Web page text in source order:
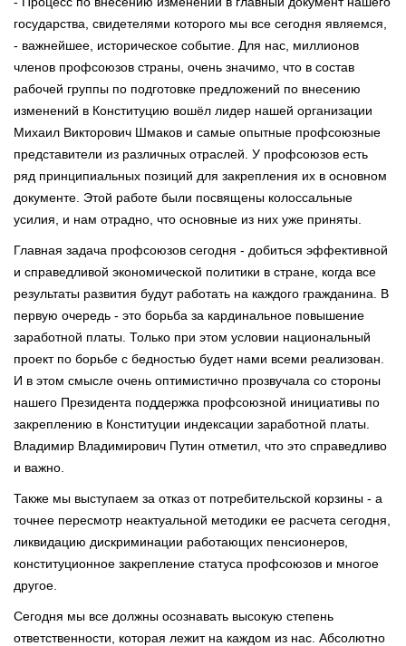
государства, свидетелями которого мы все сегодня являемся,
- важнейшее, историческое событие. Для нас, миллионов
членов профсоюзов страны, очень значимо, что в состав
рабочей группы по подготовке предложений по внесению
изменений в Конституцию вошёл лидер нашей организации
Михаил Викторович Шмаков и самые опытные профсоюзные
представители из различных отраслей. У профсоюзов есть
ряд принципиальных позиций для закрепления их в основном
документе. Этой работе были посвящены колоссальные
усилия, и нам отрадно, что основные из них уже приняты.
Главная задача профсоюзов сегодня - добиться эффективной
и справедливой экономической политики в стране, когда все
результаты развития будут работать на каждого гражданина. В
первую очередь - это борьба за кардинальное повышение
заработной платы. Только при этом условии национальный
проект по борьбе с бедностью будет нами всеми реализован.
И в этом смысле очень оптимистично прозвучала со стороны
нашего Президента поддержка профсоюзной инициативы по
закреплению в Конституции индексации заработной платы.
Владимир Владимирович Путин отметил, что это справедливо
и важно.
Также мы выступаем за отказ от потребительской корзины - а
точнее пересмотр неактуальной методики ее расчета сегодня,
ликвидацию дискриминации работающих пенсионеров,
конституционное закрепление статуса профсоюзов и многое
другое.
Сегодня мы все должны осознавать высокую степень
ответственности, которая лежит на каждом из нас. Абсолютно